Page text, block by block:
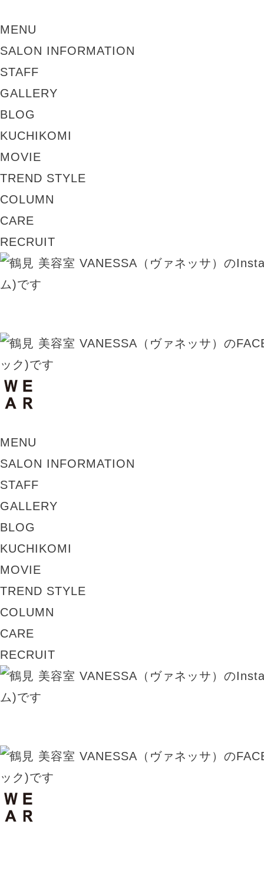
MENU
SALON INFORMATION
STAFF
GALLERY
BLOG
KUCHIKOMI
MOVIE
TREND STYLE
COLUMN
CARE
RECRUIT
MENU
SALON INFORMATION
STAFF
GALLERY
BLOG
KUCHIKOMI
MOVIE
TREND STYLE
COLUMN
CARE
RECRUIT